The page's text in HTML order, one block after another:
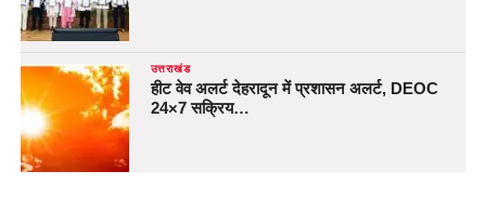
उत्तराखंड
हीट वेव अलर्ट देहरादून में प्रशासन अलर्ट, DEOC
24×7 सक्रिय…